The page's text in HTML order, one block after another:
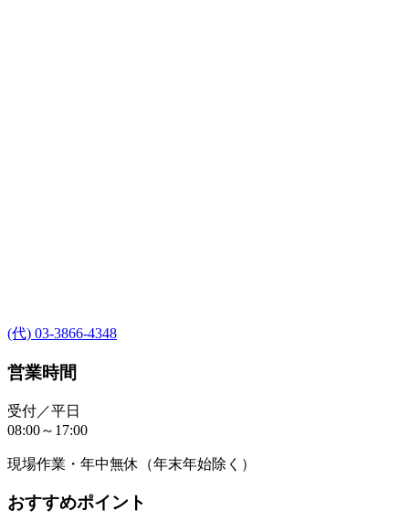
(代) 03-3866-4348
営業時間
受付／平日
08:00～17:00
現場作業・年中無休（年末年始除く）
おすすめポイント